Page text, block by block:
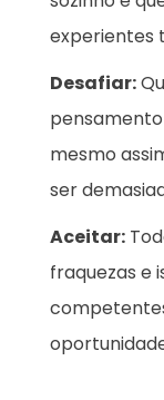
experientes
Desafiar:
pensamento
mesmo
ser
Aceitar:
fraquezas e